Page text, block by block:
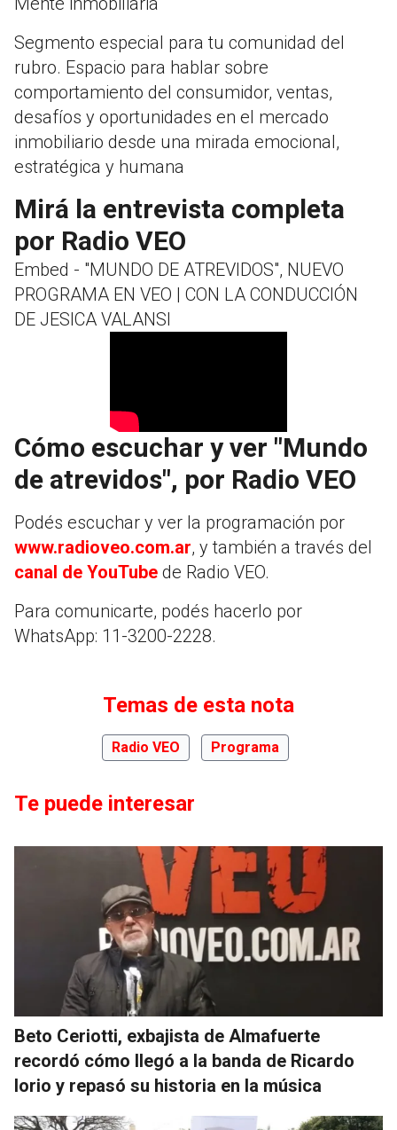
Segmento especial para tu comunidad del
rubro. Espacio para hablar sobre
comportamiento del consumidor, ventas,
desafíos y oportunidades en el mercado
inmobiliario desde una mirada emocional,
estratégica y humana
Mirá la entrevista completa
por Radio VEO
Embed - "MUNDO DE ATREVIDOS", NUEVO
PROGRAMA EN VEO | CON LA CONDUCCIÓN
DE JESICA VALANSI
Cómo escuchar y ver "Mundo
de atrevidos", por Radio VEO
Podés escuchar y ver la programación por
www.radioveo.com.ar, y también a través del
canal de YouTube de Radio VEO.
Para comunicarte, podés hacerlo por
WhatsApp: 11-3200-2228.
Temas de esta nota
Radio VEO Programa
Te puede interesar
Beto Ceriotti, exbajista de Almafuerte
recordó cómo llegó a la banda de Ricardo
Iorio y repasó su historia en la música